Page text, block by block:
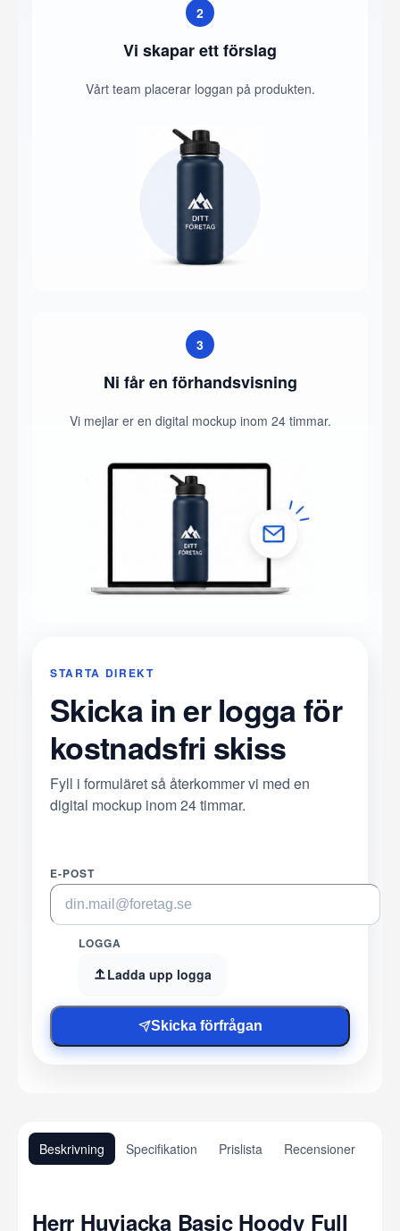
2
Vi skapar ett förslag
Vårt team placerar loggan på produkten.
3
Ni får en förhandsvisning
Vi mejlar er en digital mockup inom 24 timmar.
STARTA DIREKT
Skicka in er logga för
kostnadsfri skiss
Fyll i formuläret så återkommer vi med en
digital mockup inom 24 timmar.
E-POST
LOGGA
Ladda upp logga
Skicka förfrågan
Beskrivning Specifikation Prislista Recensioner
Herr Huvjacka Basic Hoody Full